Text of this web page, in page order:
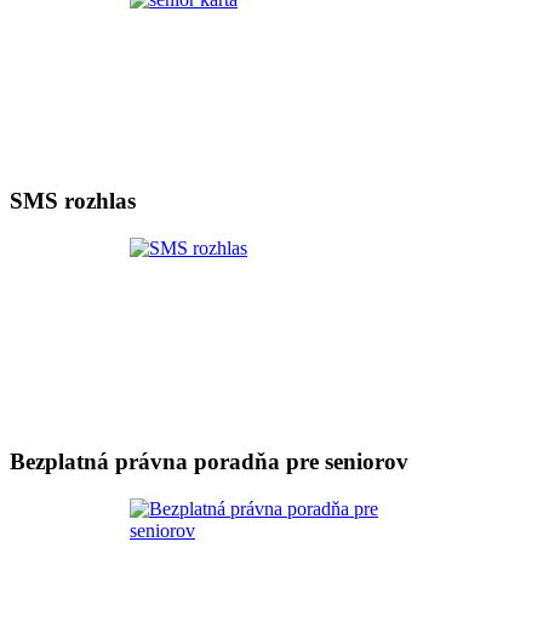
SMS rozhlas
Bezplatná právna poradňa pre seniorov